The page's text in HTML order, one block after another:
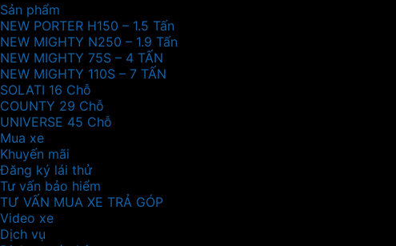
Sản phẩm
NEW PORTER H150 – 1.5 Tấn
NEW MIGHTY N250 – 1.9 Tấn
NEW MIGHTY 75S – 4 TẤN
NEW MIGHTY 110S – 7 TẤN
SOLATI 16 Chỗ
COUNTY 29 Chỗ
UNIVERSE 45 Chỗ
Mua xe
Khuyến mãi
Đăng ký lái thử
Tư vấn bảo hiểm
TƯ VẤN MUA XE TRẢ GÓP
Video xe
Dịch vụ